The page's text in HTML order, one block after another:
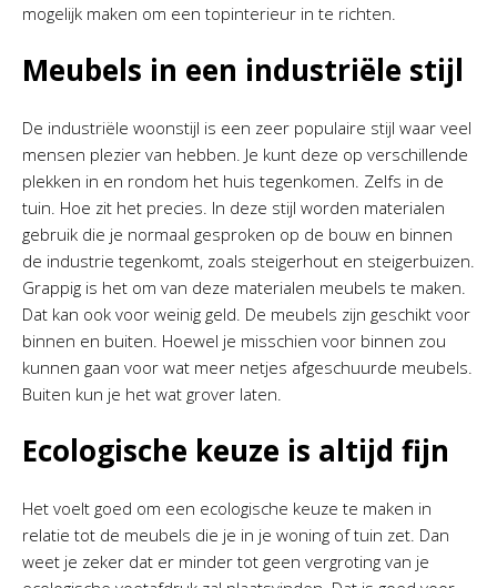
mogelijk maken om een topinterieur in te richten.
Meubels in een industriële stijl
De industriële woonstijl is een zeer populaire stijl waar veel
mensen plezier van hebben. Je kunt deze op verschillende
plekken in en rondom het huis tegenkomen. Zelfs in de
tuin. Hoe zit het precies. In deze stijl worden materialen
gebruik die je normaal gesproken op de bouw en binnen
de industrie tegenkomt, zoals steigerhout en steigerbuizen.
Grappig is het om van deze materialen meubels te maken.
Dat kan ook voor weinig geld. De meubels zijn geschikt voor
binnen en buiten. Hoewel je misschien voor binnen zou
kunnen gaan voor wat meer netjes afgeschuurde meubels.
Buiten kun je het wat grover laten.
Ecologische keuze is altijd fijn
Het voelt goed om een ecologische keuze te maken in
relatie tot de meubels die je in je woning of tuin zet. Dan
weet je zeker dat er minder tot geen vergroting van je